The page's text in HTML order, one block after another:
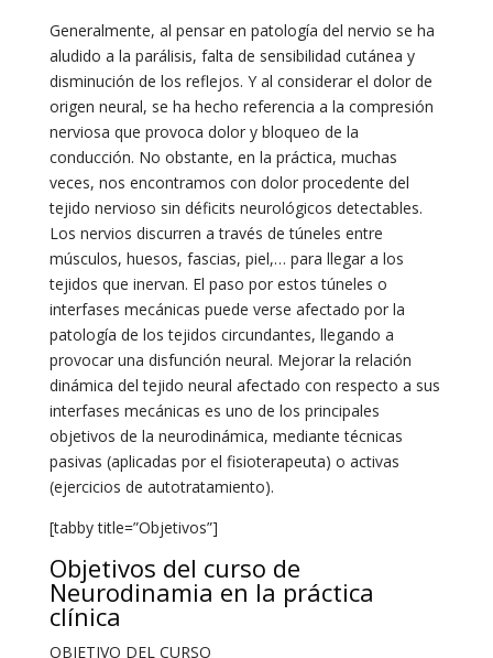
Generalmente, al pensar en patología del nervio se ha
aludido a la parálisis, falta de sensibilidad cutánea y
disminución de los reflejos. Y al considerar el dolor de
origen neural, se ha hecho referencia a la compresión
nerviosa que provoca dolor y bloqueo de la
conducción. No obstante, en la práctica, muchas
veces, nos encontramos con dolor procedente del
tejido nervioso sin déficits neurológicos detectables.
Los nervios discurren a través de túneles entre
músculos, huesos, fascias, piel,… para llegar a los
tejidos que inervan. El paso por estos túneles o
interfases mecánicas puede verse afectado por la
patología de los tejidos circundantes, llegando a
provocar una disfunción neural. Mejorar la relación
dinámica del tejido neural afectado con respecto a sus
interfases mecánicas es uno de los principales
objetivos de la neurodinámica, mediante técnicas
pasivas (aplicadas por el fisioterapeuta) o activas
(ejercicios de autotratamiento).
[tabby title=”Objetivos”]
Objetivos del curso de
Neurodinamia en la práctica
clínica
OBJETIVO DEL CURSO